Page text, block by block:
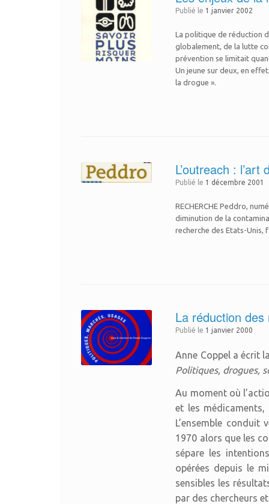
Publié le 1 janvier 2002
La politique de réduction
globalement, de la lutte
prévention se limitait
Un jeune sur deux, en
la drogue ».
L’outreach :
Publié le 1 décembre 2001
RECHERCHE Peddro,
diminution de la
recherche des Etats-Unis,
La réduction des
Publié le 1 janvier 2000
Anne Coppel a écrit
Politiques, drogues,
Au moment où
et les
L’ensemble
1970 alors que les
sépare les
opérées depuis le
sensibles les
par des chercheurs